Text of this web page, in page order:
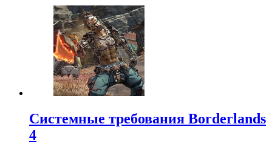
Системные требования Borderlands
4